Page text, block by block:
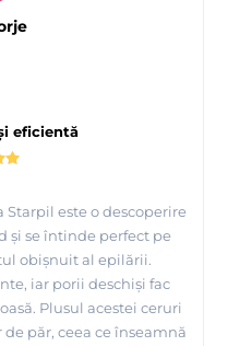
si ca in
lider in sectorul de beauty
importanti producatori
pentru epilare, cu doua linii
Depilflax, ambele lidere in
pentru epilat.
eficientă
Starpil este o descoperire
și se întinde perfect pe
obișnuit al epilării.
iar porii deschiși fac
Plusul acestei ceruri
păr, ceea ce înseamnă